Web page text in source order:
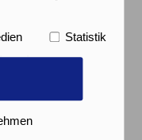
Statistik